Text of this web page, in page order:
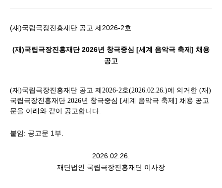
(쟤 )국립극장진흥재단 공고 제 2026-2호
(재 )국립극장진흥재단 2026년 창극중심 [세계 음악극 축제 ] 채용
공고
(재 )국립극장진흥재단 공고 제 2026-2호(2026.02.26.)에 의거한 (재 )
국립극장진흥재단 2026년 창극중심 [세계 음악극 축제 ] 채용 공고
문을 아래와 같이 공고합니다.
붙임 : 공고문 1부.
2026.02.26.
재단법인 국립극장진흥재단 이사장